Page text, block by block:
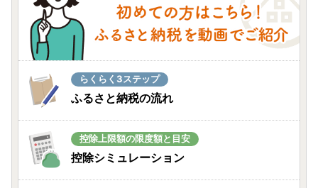
らくらく3ステップ
ふるさと納税の流れ
控除上限額の限度額と目安
控除シミュレーション